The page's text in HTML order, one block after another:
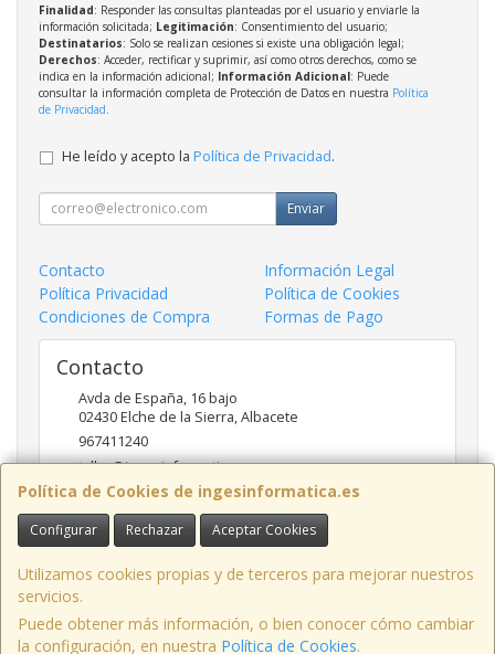
Política de Cookies de ingesinformatica.es
Configurar Rechazar Aceptar Cookies
Utilizamos cookies propias y de terceros para mejorar nuestros
servicios.
Puede obtener más información, o bien conocer cómo cambiar
la configuración, en nuestra Política de Cookies.
Finalidad: Responder las consultas planteadas por el usuario y enviarle la
información solicitada; Legitimación: Consentimiento del usuario;
Destinatarios: Solo se realizan cesiones si existe una obligación legal;
Derechos: Acceder, rectificar y suprimir, así como otros derechos, como se
indica en la información adicional; Información Adicional: Puede
consultar la información completa de Protección de Datos en nuestra Política
de Privacidad
He leído y acepto la Política de Privacidad.
Enviar
Contacto
Información Legal
Política Privacidad
Política de Cookies
Condiciones de Compra
Formas de Pago
Contacto
Avda de España, 16 bajo
02430Elche de la Sierra,Albacete
967411240
taller@ingesinformatica.es
Horario
9 a 14 y 17 a 20